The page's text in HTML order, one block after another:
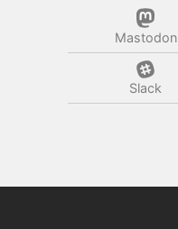
Mastodon
Slack